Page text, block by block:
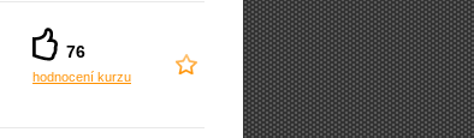
76
hodnocení kurzu